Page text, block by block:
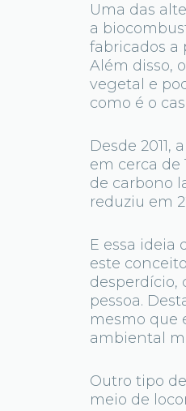
Uma das
a
fabricados a
Além disso,
vegetal e
como é o
Desde
em cerca de
de carbono
reduziu em
E essa
este
desperdício,
pessoa.
mesmo que
ambiental
Outro tipo
meio de